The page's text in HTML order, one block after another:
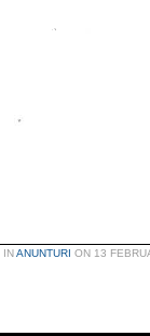
INANUNTURI ON 13